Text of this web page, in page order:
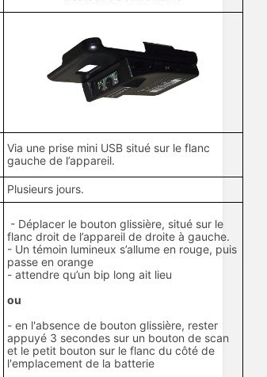
Via une prise mini USB situé sur le flanc
gauche de l’appareil.
Plusieurs jours.
- Déplacer le bouton glissière, situé sur le
flanc droit de l’appareil de droite à gauche.
- Un témoin lumineux s’allume en rouge, puis
passe en orange
- attendre qu’un bip long ait lieu
ou
- en l'absence de bouton glissière, rester
appuyé 3 secondes sur un bouton de scan
et le petit bouton sur le flanc du côté de
l'emplacement de la batterie